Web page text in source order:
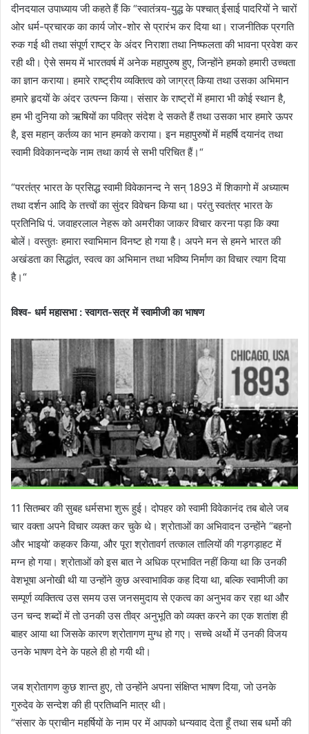
दीनदयाल उपाध्याय जी कहते हैं कि “स्वातंत्र्य-युद्ध के पश्चात्‌ ईसाई पादरियों ने चारों
ओर धर्म-प्रचारक का कार्य जोर-शोर से प्रारंभ कर दिया था। राजनीतिक प्रगति
रुक गई थी तथा संपूर्ण राष्ट्र के अंदर निराशा तथा निष्फलता की भावना प्रवेश कर
रही थी। ऐसे समय में भारतवर्ष में अनेक महापुरुष हुए, जिन्होंने हमको हमारी उच्चता
का ज्ञान कराया। हमारे राष्ट्रीय व्यक्तित्व को जाग्रत्‌ किया तथा उसका अभिमान
हमारे हृदयों के अंदर उत्पन्न किया। संसार के राष्ट्रों में हमारा भी कोई स्थान है,
हम भी दुनिया को ऋषियों का पवित्र संदेश दे सकते हैं तथा उसका भार हमारे ऊपर
है, इस महान्‌ कर्तव्य का भान हमको कराया। इन महापुरुषों में महर्षि दयानंद तथा
स्वामी विवेकानन्दके नाम तथा कार्य से सभी परिचित हैं।“
“परतंत्र भारत के प्रसिद्ध स्वामी विवेकानन्द ने सन्‌ 1893 में शिकागो में अध्यात्म
तथा दर्शन आदि के तत्त्वों का सुंदर विवेचन किया था। परंतु स्वतंत्र भारत के
प्रतिनिधि पं. जवाहरलाल नेहरू को अमरीका जाकर विचार करना पड़ा कि क्या
बोलें। वस्तुतः हमारा स्वाभिमान विनष्ट हो गया है। अपने मन से हमने भारत की
अखंडता का सिद्धांत, स्वत्व का अभिमान तथा भविष्य निर्माण का विचार त्याग दिया
है।“
विश्व- धर्म महासभा : स्वागत-सत्र में स्वामीजी का भाषण
11 सितम्बर की सुबह धर्मसभा शुरू हुई। दोपहर को स्वामी विवेकानंद तब बोले जब
चार वक्ता अपने विचार व्यक्त कर चुके थे। श्रोताओं का अभिवादन उन्होंने “बहनो
और भाइयो’ कहकर किया, और पूरा श्रोतावर्ग तत्काल तालियों की गड़गड़ाहट में
मग्न हो गया। श्रोताओं को इस बात ने अधिक प्रभावित नहीं किया था कि उनकी
वेशभूषा अनोखी थी या उन्होंने कुछ अस्वाभाविक कह दिया था, बल्कि स्वामीजी का
सम्पूर्ण व्यक्तित्व उस समय उस जनसमुदाय से एकत्व का अनुभव कर रहा था और
उन चन्द शब्दों में तो उनकी उस तीव्र अनुभूति को व्यक्त करने का एक शतांश ही
बाहर आया था जिसके कारण श्रोतागण मुग्ध हो गए। सच्चे अर्थो में उनकी विजय
उनके भाषण देने के पहले ही हो गयी थी।
जब श्रोतागण कुछ शान्त हुए, तो उन्होंने अपना संक्षिप्त भाषण दिया, जो उनके
गुरुदेव के सन्देश की ही प्रतिध्वनि मात्र थी।
“संसार के प्राचीन महर्षियों के नाम पर में आपको धन्यवाद देता हूँ तथा सब धर्मो की